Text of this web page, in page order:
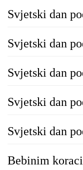
Svjetski dan
Svjetski dan
Svjetski dan
Svjetski dan
Svjetski dan
Bebinim